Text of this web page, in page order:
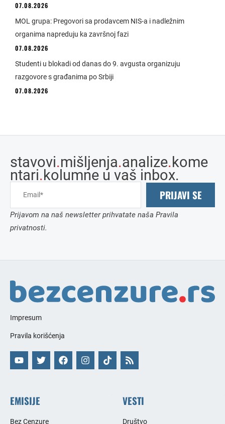
07.08.2026
MOL grupa: Pregovori sa prodavcem NIS-a i nadležnim
organima napreduju ka završnoj fazi
07.08.2026
Studenti u blokadi od danas do 9. avgusta organizuju
razgovore s građanima po Srbiji
07.08.2026
stavovi.mišljenja.analize.kome
ntari.kolumne u vaš inbox.
PRIJAVI SE
Prijavom na naš newsletter prihvatate naša Pravila
privatnosti.
Impresum
Pravila korišćenja
EMISIJE
Bez Cenzure
VESTI
Društvo